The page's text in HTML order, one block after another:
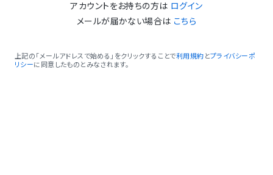
アカウントをお持ちの方は ログイン
メールが届かない場合は こちら
上記の「メールアドレスで始める」をクリックすることで利用規約 とプライバシーポ
リシーに同意したものとみなされます。